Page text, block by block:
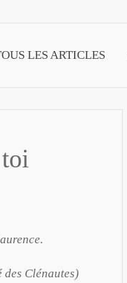
LES ARTICLES
Clénautes)